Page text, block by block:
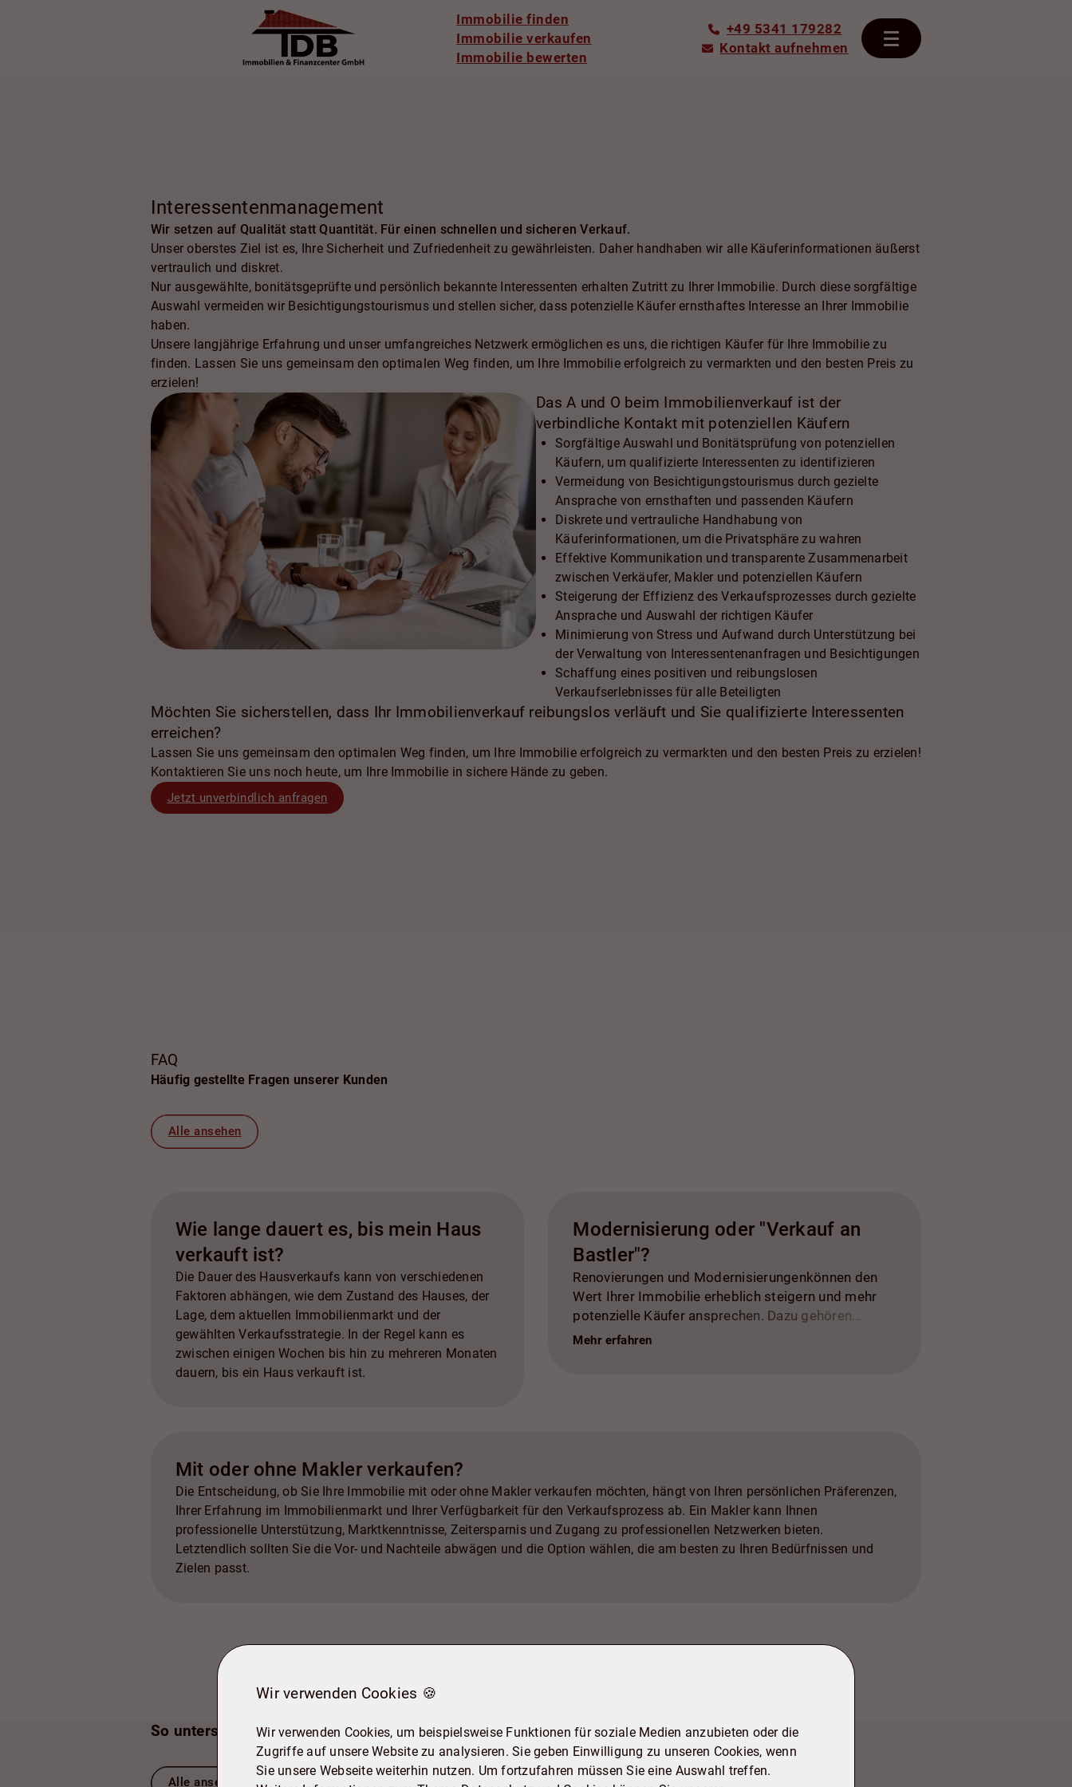
Immobilie finden
Immobilie verkaufen
Immobilie bewerten
+49 5341 179282
Kontakt aufnehmen
Interessentenmanagement
Wir setzen auf Qualität statt Quantität. Für einen schnellen und sicheren Verkauf.
Unser oberstes Ziel ist es, Ihre Sicherheit und Zufriedenheit zu gewährleisten. Daher handhaben wir alle Käuferinformationen äußerst
vertraulich und diskret.
Nur ausgewählte, bonitätsgeprüfte und persönlich bekannte Interessenten erhalten Zutritt zu Ihrer Immobilie. Durch diese sorgfältige
Auswahl vermeiden wir Besichtigungstourismus und stellen sicher, dass potenzielle Käufer ernsthaftes Interesse an Ihrer Immobilie
haben.
Unsere langjährige Erfahrung und unser umfangreiches Netzwerk ermöglichen es uns, die richtigen Käufer für Ihre Immobilie zu
finden. Lassen Sie uns gemeinsam den optimalen Weg finden, um Ihre Immobilie erfolgreich zu vermarkten und den besten Preis zu
erzielen!
Das A und O beim Immobilienverkauf ist der
verbindliche Kontakt mit potenziellen Käufern
Sorgfältige Auswahl und Bonitätsprüfung von potenziellen
Käufern, um qualifizierte Interessenten zu identifizieren
Vermeidung von Besichtigungstourismus durch gezielte
Ansprache von ernsthaften und passenden Käufern
Diskrete und vertrauliche Handhabung von
Käuferinformationen, um die Privatsphäre zu wahren
Effektive Kommunikation und transparente Zusammenarbeit
zwischen Verkäufer, Makler und potenziellen Käufern
Steigerung der Effizienz des Verkaufsprozesses durch gezielte
Ansprache und Auswahl der richtigen Käufer
Minimierung von Stress und Aufwand durch Unterstützung bei
der Verwaltung von Interessentenanfragen und Besichtigungen
Schaffung eines positiven und reibungslosen
Verkaufserlebnisses für alle Beteiligten
Möchten Sie sicherstellen, dass Ihr Immobilienverkauf reibungslos verläuft und Sie qualifizierte Interessenten
erreichen?
Lassen Sie uns gemeinsam den optimalen Weg finden, um Ihre Immobilie erfolgreich zu vermarkten und den besten Preis zu erzielen!
Kontaktieren Sie uns noch heute, um Ihre Immobilie in sichere Hände zu geben.
Jetzt unverbindlich anfragen
FAQ
Häufig gestellte Fragen unserer Kunden
Alle ansehen
Wie lange dauert es, bis mein Haus
verkauft ist?
Die Dauer des Hausverkaufs kann von verschiedenen
Faktoren abhängen, wie dem Zustand des Hauses, der
Lage, dem aktuellen Immobilienmarkt und der
gewählten Verkaufsstrategie. In der Regel kann es
zwischen einigen Wochen bis hin zu mehreren Monaten
dauern, bis ein Haus verkauft ist.
Modernisierung oder "Verkauf an
Bastler"?
Renovierungen und Modernisierungenkönnen den
Wert Ihrer Immobilie erheblich steigern und mehr
potenzielle Käufer ansprechen. Dazu gehören
kosmetische Verbesserungen wie frische Farbe und
spezifischen Fall zu ermitteln und den Return on
Investment zu maximieren.
Mehr erfahren
Mit oder ohne Makler verkaufen?
Die Entscheidung, ob Sie Ihre Immobilie mit oder ohne Makler verkaufen möchten, hängt von Ihren persönlichen Präferenzen,
Ihrer Erfahrung im Immobilienmarkt und Ihrer Verfügbarkeit für den Verkaufsprozess ab. Ein Makler kann Ihnen
professionelle Unterstützung, Marktkenntnisse, Zeitersparnis und Zugang zu professionellen Netzwerken bieten.
Letztendlich sollten Sie die Vor- und Nachteile abwägen und die Option wählen, die am besten zu Ihren Bedürfnissen und
Zielen passt.
So unterstützen wir Sie weiterhin
Alle ansehen
Wir verwenden Cookies 🍪
Wir verwenden Cookies, um beispielsweise Funktionen für soziale Medien anzubieten oder die
Zugriffe auf unsere Website zu analysieren. Sie geben Einwilligung zu unseren Cookies, wenn
Sie unsere Webseite weiterhin nutzen. Um fortzufahren müssen Sie eine Auswahl treffen.